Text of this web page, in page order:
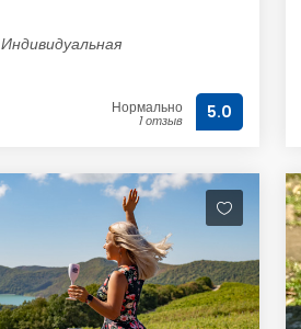
Индивидуальная
Нормально
1 отзыв 5.0